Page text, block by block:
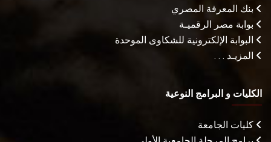
بنك المعرفة المصري
بوابة مصر الرقميـة
البوابة الإلكترونية للشكاوى الموحدة
المزيـد . . .
الكليات و البرامج النوعية
كليات الجامعة